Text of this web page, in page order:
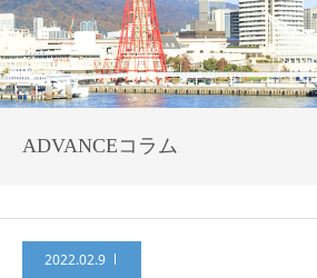
ADVANCEコラム
2022.02.9
事業保険